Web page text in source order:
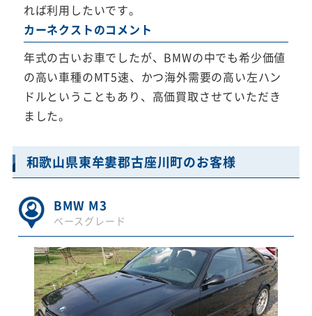
れば利用したいです。
カーネクストのコメント
年式の古いお車でしたが、BMWの中でも希少価値
の高い車種のMT5速、かつ海外需要の高い左ハン
ドルということもあり、高価買取させていただき
ました。
和歌山県東牟婁郡古座川町のお客様
BMW M3
ベースグレード